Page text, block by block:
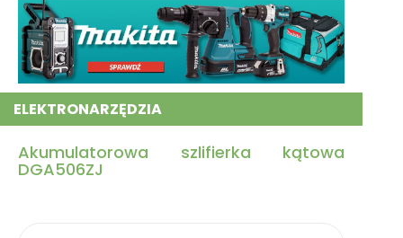
ELEKTRONARZĘDZIA
Akumulatorowa szlifierka kątowa
DGA506ZJ